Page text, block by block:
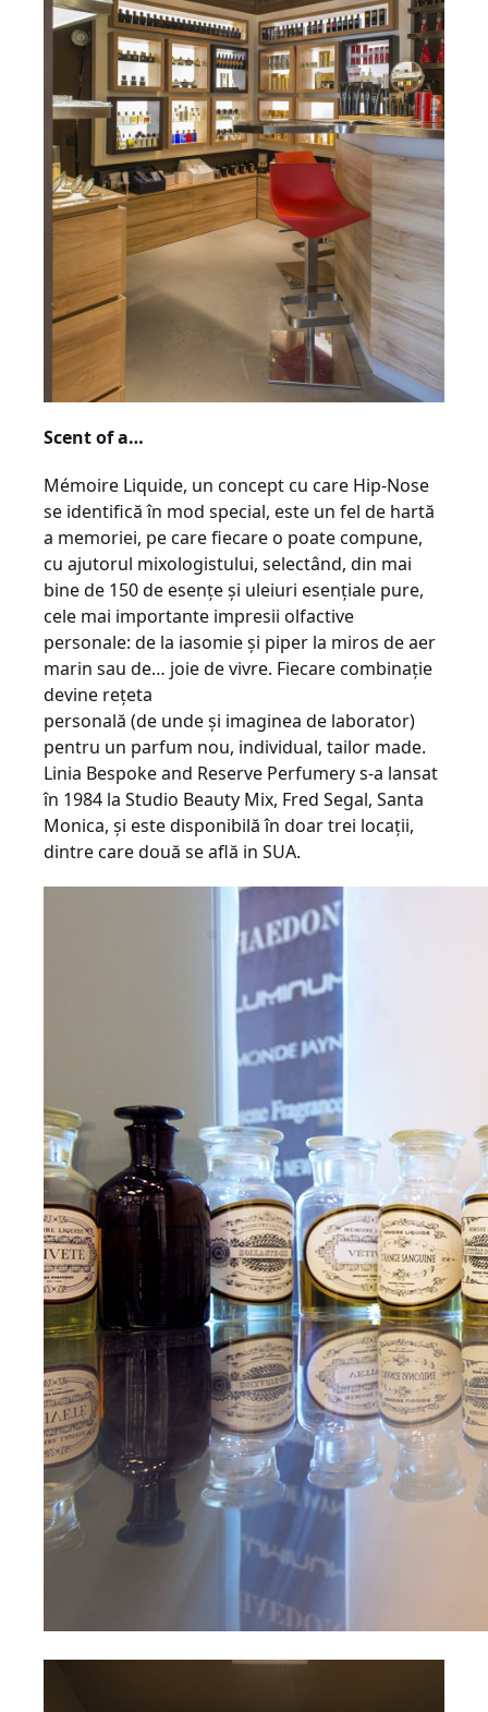
Scent of a…
Mémoire Liquide, un concept cu care Hip-Nose
se identifică în mod special, este un fel de hartă
a memoriei, pe care fiecare o poate compune,
cu ajutorul mixologistului, selectând, din mai
bine de 150 de esenţe şi uleiuri esenţiale pure,
cele mai importante impresii olfactive
personale: de la iasomie şi piper la miros de aer
marin sau de… joie de vivre. Fiecare combinaţie
devine reţeta
personală (de unde şi imaginea de laborator)
pentru un parfum nou, individual, tailor made.
Linia Bespoke and Reserve Perfumery s-a lansat
în 1984 la Studio Beauty Mix, Fred Segal, Santa
Monica, şi este disponibilă în doar trei locaţii,
dintre care două se află in SUA.